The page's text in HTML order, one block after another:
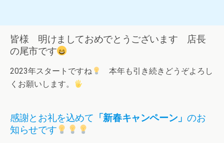
皆様 明けましておめでとうございます 店長
の尾市です
2023年スタートですね
本年も引き続きどうぞよろし
くお願いします。
感謝とお礼を込めて 「新春キャンペーン」 のお
知らせです